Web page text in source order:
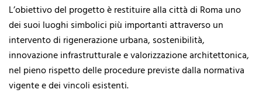
L’obiettivo del progetto è restituire alla città di Roma uno
dei suoi luoghi simbolici più importanti attraverso un
intervento di rigenerazione urbana, sostenibilità,
innovazione infrastrutturale e valorizzazione architettonica,
nel pieno rispetto delle procedure previste dalla normativa
vigente e dei vincoli esistenti.